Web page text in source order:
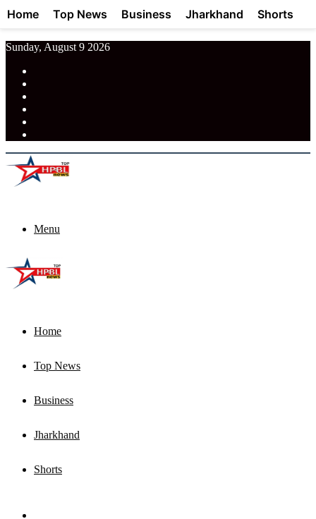
Sunday, August 9 2026
Menu
Home
Top News
Business
Jharkhand
Shorts
Home Top News Business Jharkhand Shorts